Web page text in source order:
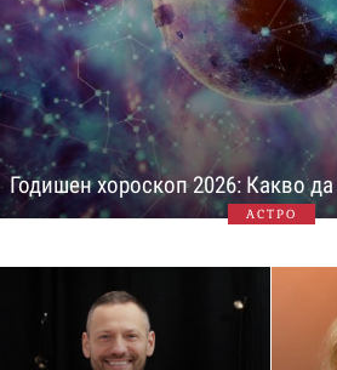
Годишен хороскоп 2026: Какво
АСТРО